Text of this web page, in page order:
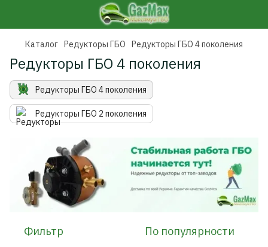
Каталог Редукторы ГБО Редукторы ГБО 4 поколения
Редукторы ГБО 4 поколения
Редукторы ГБО 4 поколения
Редукторы ГБО 2 поколения
Фильтр По популярности